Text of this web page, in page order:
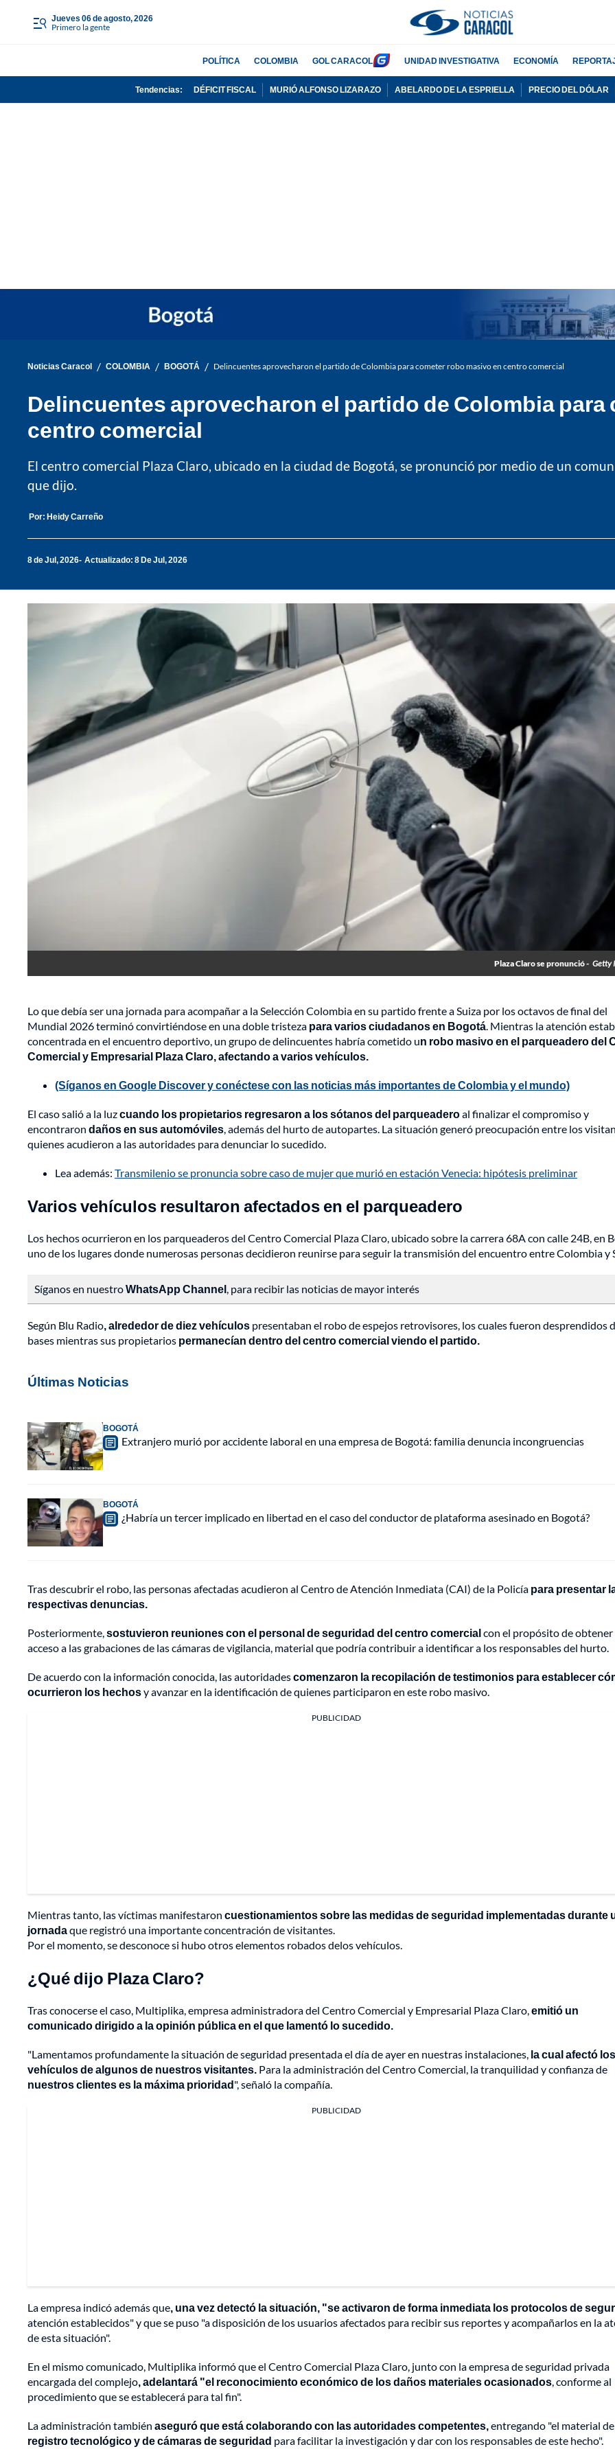
jueves 06 de agosto, 2026
Primero la gente
POLÍTICA COLOMBIA GOL CARACOL UNIDAD INVESTIGATIVA ECONOMÍA
Tendencias: DÉFICIT FISCAL MURIÓ ALFONSO LIZARAZO ABELARDO DE LA ESPRIELLA PRECIO DEL DÓLAR
Noticias Caracol / COLOMBIA / BOGOTÁ / Delincuentes aprovecharon el partido de Colombia para cometer robo masivo en centro comercial
Delincuentes aprovecharon el partido de Colombia para
centro comercial
El centro comercial Plaza Claro, ubicado en la ciudad de Bogotá, se pronunció por medio de un
que dijo.
Por: Heidy Carreño
8 de Jul, 2026 Actualizado: 8 De Jul, 2026
Plaza Claro se pronunció - Getty
Lo que debía ser una jornada para acompañar a la Selección Colombia en su partido frente a Suiza por los octavos de final del
Mundial 2026 terminó convirtiéndose en una doble tristeza para varios ciudadanos en Bogotá. Mientras la atención
concentrada en el encuentro deportivo, un grupo de delincuentes habría cometido un robo masivoen el parqueadero del
Comercial y Empresarial Plaza Claro, afectando a varios vehículos.
(Síganos en Google Discover y conéctese con las noticias más importantes de Colombia y el mundo)
El caso salió a la luzcuando los propietarios regresaron a los sótanos del parqueaderoal finalizar el compromiso y
encontraron daños en sus automóviles, además del hurto de autopartes. La situación generó preocupación entre los
quienes acudieron a las autoridades para denunciar lo sucedido.
Lea además: Transmilenio se pronuncia sobre caso de mujer que murió en estación Venecia: hipótesis preliminar
Varios vehículos resultaron afectados en el parqueadero
Los hechos ocurrieron en los parqueaderos del Centro Comercial Plaza Claro, ubicado sobre la carrera 68A con calle 24B, en
uno de los lugares donde numerosas personas decidieron reunirse para seguir la transmisión del encuentro entre Colombia y
Síganos en nuestroWhatsApp Channel, para recibir las noticias de mayor interés
Según Blu Radio, alrededor de diez vehículos presentaban el robo de espejos retrovisores, los cuales fueron desprendidos
bases mientras sus propietarios permanecían dentro del centro comercial viendo el partido.
Últimas Noticias
BOGOTÁ
Extranjero murió por accidente laboral en una empresa de Bogotá: familia denuncia incongruencias
BOGOTÁ
¿Habría un tercer implicado en libertad en el caso del conductor de plataforma asesinado en Bogotá?
Tras descubrir el robo, las personas afectadas acudieron al Centro de Atención Inmediata (CAI) de la Policía para presentar
respectivas denuncias.
Posteriormente,sostuvieron reuniones con el personal de seguridad del centro comercialcon el propósito de obtener
acceso a las grabaciones de las cámaras de vigilancia, material que podría contribuir a identificar a los responsables del hurto.
De acuerdo con la información conocida, las autoridadescomenzaron la recopilación de testimonios para establecer
ocurrieron los hechosy avanzar en la identificación de quienes participaron en este robo masivo.
PUBLICIDAD
Mientras tanto, las víctimas manifestaron cuestionamientos sobre las medidas de seguridad implementadas durante
jornadaque registró una importante concentración de visitantes.
Por el momento, se desconoce si hubo otros elementos robados delos vehículos.
¿Qué dijo Plaza Claro?
Tras conocerse el caso, Multiplika, empresa administradora del Centro Comercial y Empresarial Plaza Claro,emitió un
comunicado dirigido a la opinión pública en el que lamentó lo sucedido.
"Lamentamos profundamente la situación de seguridad presentada el día de ayer en nuestras instalaciones, la cual afectó los
vehículos de algunos de nuestros visitantes. Para la administración del Centro Comercial, la tranquilidad y confianza de
nuestros clientes es la máxima prioridad", señaló la compañía.
PUBLICIDAD
La empresa indicó además que, una vez detectó la situación, "se activaron de forma inmediata los protocolos de
atención establecidos" y que se puso "a disposición de los usuarios afectados para recibir sus reportes y acompañarlos en la
de esta situación".
En el mismo comunicado, Multiplika informó que el Centro Comercial Plaza Claro, junto con la empresa de seguridad privada
encargada del complejo, adelantará "el reconocimiento económico de los daños materiales ocasionados, conforme al
procedimiento que se establecerá para tal fin".
La administración también aseguró que está colaborando con las autoridades competentes,entregando "el material de
registro tecnológico y de cámaras de seguridad para facilitar la investigación y dar con los responsables de este hecho".